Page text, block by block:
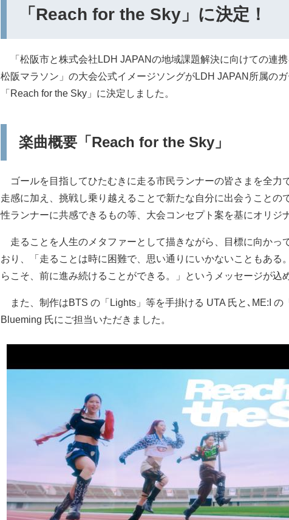
「Reach for the Sky」に決定！
「松阪市と株式会社LDH JAPANの地域課題解決に向けての連
松阪マラソン」の大会公式イメージソングがLDH JAPAN所属の
「Reach for the Sky」に決定しました。
楽曲概要「Reach for the Sky」
ゴールを目指してひたむきに走る市民ランナーの皆さまを全力
走感に加え、挑戦し乗り越えることで新たな自分に出会うことの
性ランナーに共感できるもの等、大会コンセプト案を基にオリジ
走ることを人生のメタファーとして描きながら、目標に向かっ
おり、「走ることは時に困難で、思い通りにいかないこともある
らこそ、前に進み続けることができる。」というメッセージが込
また、制作はBTS の「Lights」等を手掛ける UTA 氏と､ME:I の
Blueming 氏にご担当いただきました。